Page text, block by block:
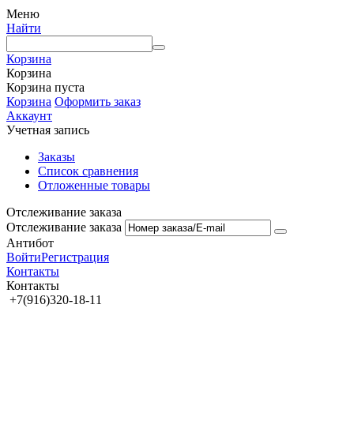
Меню
Найти
Корзина
Корзина
Корзина пуста
Корзина Оформить заказ
Аккаунт
Учетная запись
Заказы
Список сравнения
Отложенные товары
Отслеживание заказа
Отслеживание заказа
Антибот
ВойтиРегистрация
Контакты
Контакты
+7(916)320-18-11